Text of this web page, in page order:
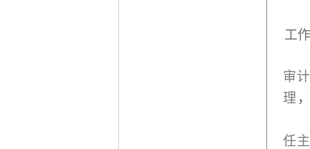
工
审
理 ，
任